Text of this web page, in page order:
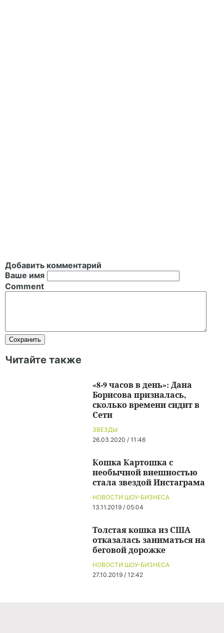
Добавить комментарий
Ваше имя
Comment
Читайте также
ЗВЕЗДЫ
26.03.2020 / 11:46
«8-9 часов в день»: Дана
Борисова призналась,
сколько времени сидит в
Сети
НОВОСТИ ШОУ-БИЗНЕСА
13.11.2019 / 05:04
Кошка Картошка с
необычной внешностью
стала звездой Инстаграма
НОВОСТИ ШОУ-БИЗНЕСА
27.10.2019 / 12:42
Толстая кошка из США
отказалась заниматься на
беговой дорожке